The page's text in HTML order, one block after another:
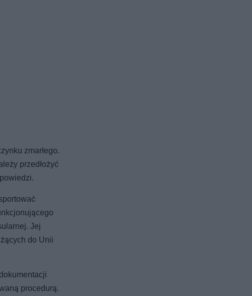
zmarłego.
przedłożyć
Jej
do Unii
procedurą.